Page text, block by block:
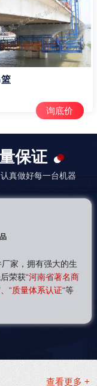
询底价
保证
真做好每一台机器
家，拥有强大的生
荣获“河南省著名商
“质量体系认证“等
查看更多 +